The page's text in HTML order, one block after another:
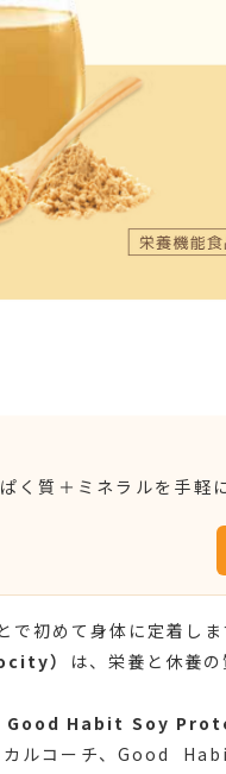
ぱく質＋ミネラルを手軽
で初めて身体に定着しま
）
は、栄養と休養
Good Habit Soy
ルコーチ、Good